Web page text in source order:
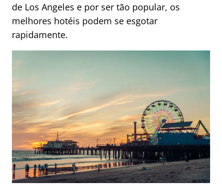
de Los Angeles e por ser tão popular, os
melhores hotéis podem se esgotar
rapidamente.